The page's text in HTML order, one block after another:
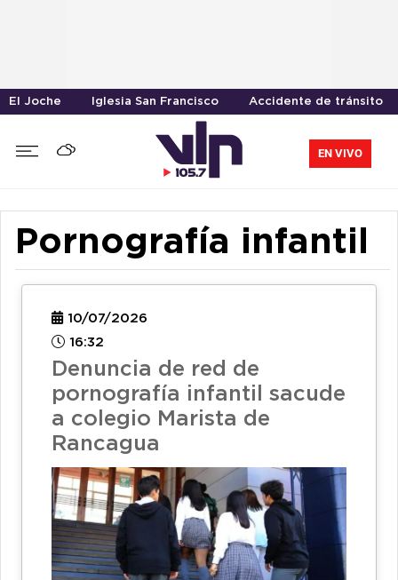
El Joche Iglesia San Francisco Accidente de tránsito
EN VIVO
Pornografía infantil
10/07/2026
16:32
Denuncia de red de
pornografía infantil sacude
a colegio Marista de
Rancagua